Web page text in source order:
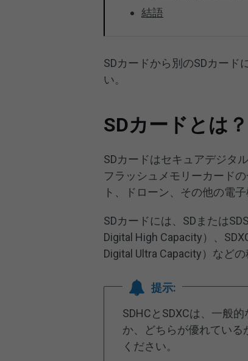
結語
SDカードから別のSDカード
い。
SDカードとは？
SDカードはセキュアデジタ
フラッシュメモリーカード
ト、ドローン、その他の電
SDカードには、SDまたは
Digital High Capacity）、
Digital Ultra Capacity）などの
提示:
SDHCとSDXCは、一般
か、どちらが優れている
ください。